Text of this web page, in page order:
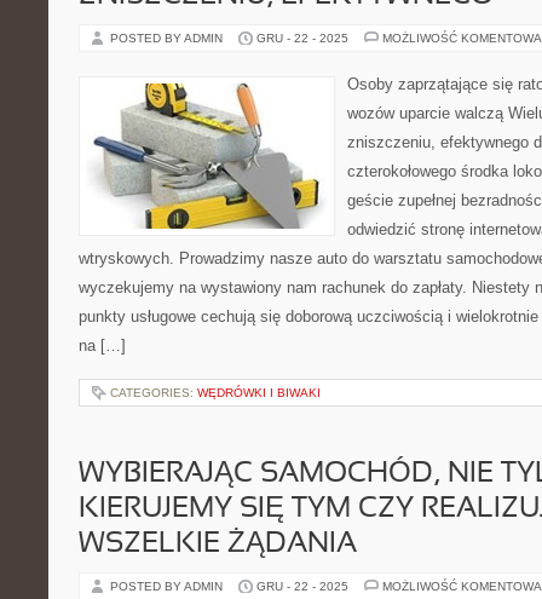
POSTED BY ADMIN GRU - 22 - 2025 MOŻLIWOŚĆ
Osoby zaprzątające się
wozów uparcie walczą
zniszczeniu, efektywnego
czterokołowego środka
geście zupełnej
odwiedzić stronę
wtryskowych. Prowadzimy nasze auto do warsztatu
wyczekujemy na wystawiony nam rachunek do zapłaty. Niestety
punkty usługowe cechują się doborową uczciwością i
na […]
CATEGORIES: WĘDRÓWKI I BIWAKI
WYBIERAJĄC SAMOCHÓD, NIE
KIERUJEMY SIĘ TYM CZY
WSZELKIE ŻĄDANIA
POSTED BY ADMIN GRU - 22 - 2025 MOŻLIWOŚĆ